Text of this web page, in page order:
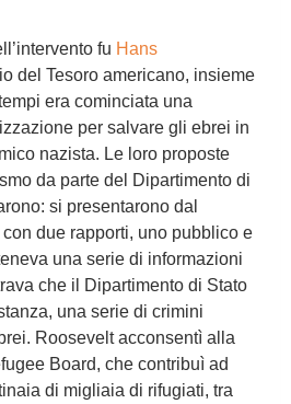
fu Hans
del Tesoro americano, insieme
era cominciata una
per salvare gli ebrei in
nazista. Le loro proposte
da parte del Dipartimento di
si presentarono dal
due rapporti, uno pubblico e
una serie di informazioni
che il Dipartimento di Stato
una serie di crimini
Roosevelt acconsentì alla
Board, che contribuì ad
di migliaia di rifugiati, tra